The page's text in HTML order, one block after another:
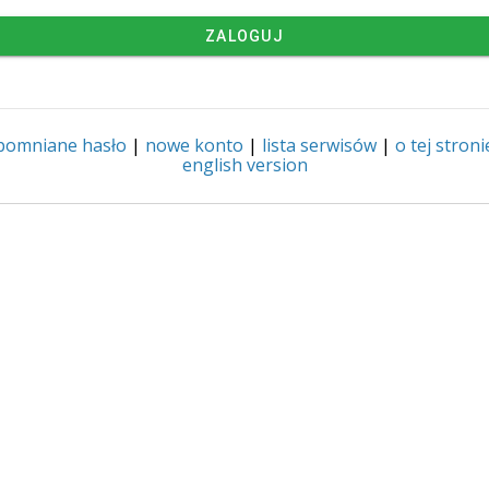
ZALOGUJ
hasło | nowe konto | lista serwisów | o tej
english version